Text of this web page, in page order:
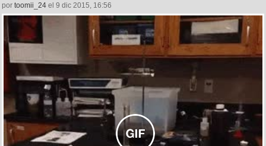
por toomii_24 el 9 dic 2015, 16:56